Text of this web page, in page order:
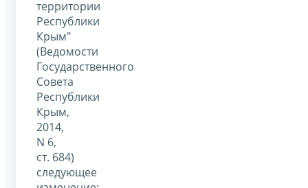
территории
Республики
Крым"
(Ведомости
Государственного
Совета
Республики
Крым,
2014,
N 6,
ст. 684)
следующее